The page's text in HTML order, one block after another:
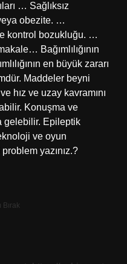
… Sağlıksız
obezite. …
kontrol bozukluğu. …
Bağımlılığının
en büyük zararı
Maddeler beyni
hız ve uzay kavramını
Konuşma ve
gelebilir. Epileptik
ve oyun
problem yazınız.?
Bırak